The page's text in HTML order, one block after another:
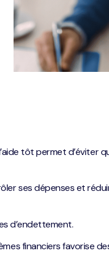
tôt permet d’éviter
ses dépenses et
d’endettement.
financiers favorise